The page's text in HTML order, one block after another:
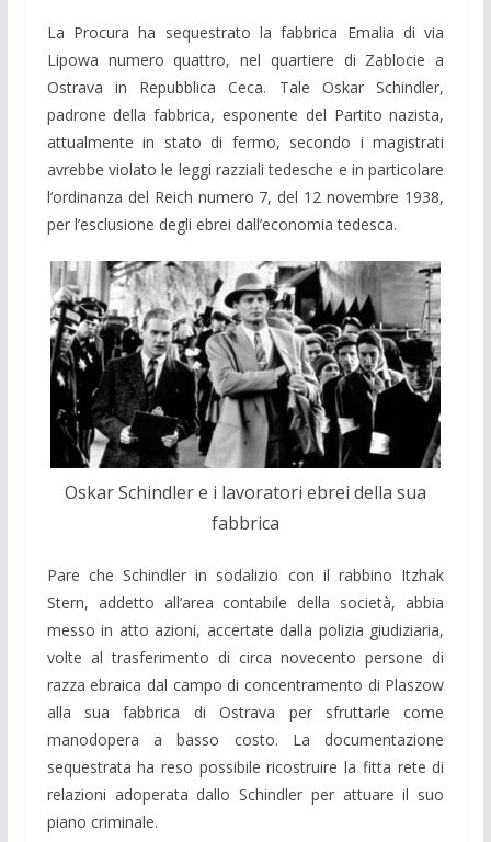
La Procura ha sequestrato la fabbrica Emalia di via
Lipowa numero quattro, nel quartiere di Zablocie a
Ostrava in Repubblica Ceca. Tale Oskar Schindler,
padrone della fabbrica, esponente del Partito nazista,
attualmente in stato di fermo, secondo i magistrati
avrebbe violato le leggi razziali tedesche e in particolare
l’ordinanza del Reich numero 7, del 12 novembre 1938,
per l’esclusione degli ebrei dall’economia tedesca.
Oskar Schindler e i lavoratori ebrei della sua
fabbrica
Pare che Schindler in sodalizio con il rabbino Itzhak
Stern, addetto all’area contabile della società, abbia
messo in atto azioni, accertate dalla polizia giudiziaria,
volte al trasferimento di circa novecento persone di
razza ebraica dal campo di concentramento di Plaszow
alla sua fabbrica di Ostrava per sfruttarle come
manodopera a basso costo. La documentazione
sequestrata ha reso possibile ricostruire la fitta rete di
relazioni adoperata dallo Schindler per attuare il suo
piano criminale.